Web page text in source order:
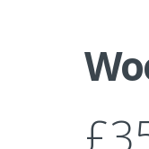
£